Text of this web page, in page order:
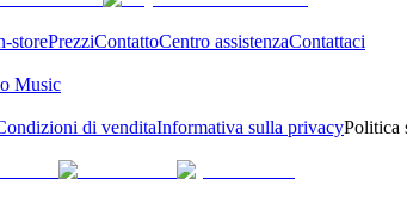
storePrezziContattoCentro assistenzaContattaci
Music
di venditaInformativa sulla privacyPolitica